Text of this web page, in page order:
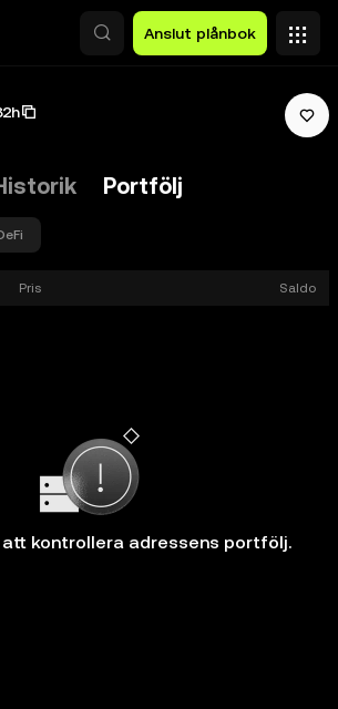
Anslut plånbok
Portfölj
Pris Saldo
kontrollera adressens portfölj.